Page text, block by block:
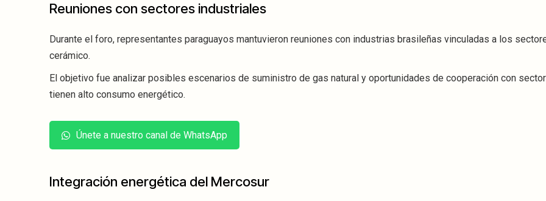
Reuniones con sectores industriales
Durante el foro, representantes paraguayos mantuvieron reuniones con industrias brasileñas vinculadas a los
cerámico.
El objetivo fue analizar posibles escenarios de suministro de gas natural y oportunidades de cooperación con
tienen alto consumo energético.
Únete a nuestro canal de WhatsApp
Integración energética del Mercosur